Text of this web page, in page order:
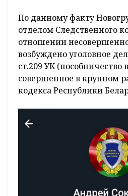
По данному факту
отделом Следственного
отношении
возбуждено уголовное
ст.209 УК
совершенное в крупном
кодекса Республики